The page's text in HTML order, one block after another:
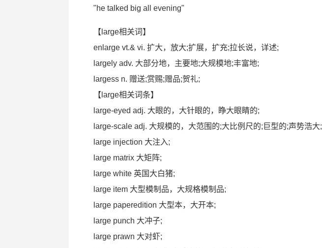
"he talked big all evening"
【large相关词】
enlarge vt.& vi. 扩大，放大;扩展，扩充;拉长说，详述;
largely adv. 大部分地，主要地;大规模地;丰富地;
largess n. 赠送;赏赐;赠品;贺礼;
【large相关词条】
large-eyed adj. 大眼的，大针眼的，睁大眼睛的;
large-scale adj. 大规模的，大范围的;大比例尺的;巨型的;声势浩大;
large injection 大注入;
large matrix 大矩阵;
large white 英国大白猪;
large item 大型模制品，大规格模制品;
large paperedition 大型本，大开本;
large punch 大冲子;
large prawn 大对虾;